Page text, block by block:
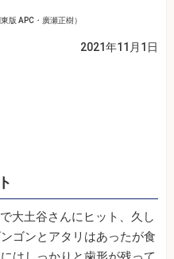
版 APC・廣瀬正樹）
2021年11月1日
大土谷さんにヒット、久し
ゴンとアタリはあったが食